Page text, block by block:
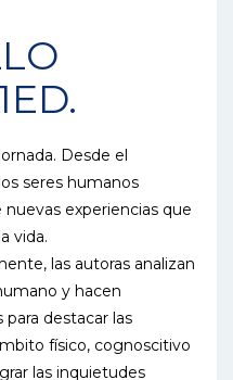
Desde el
seres humanos
experiencias que
vida.
las autoras analizan
y hacen
destacar las
físico, cognoscitivo
las inquietudes